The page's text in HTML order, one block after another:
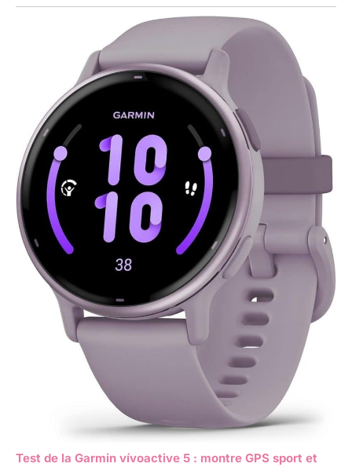
Test de la Garmin vívoactive 5 : montre GPS sport et